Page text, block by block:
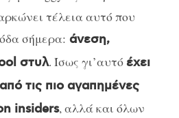
τέλεια αυτό που
σήμερα: άνεση,
στυλ. Ίσως γι’αυτό έχει
τις πιο αγαπημένες
insiders, αλλά και όλων